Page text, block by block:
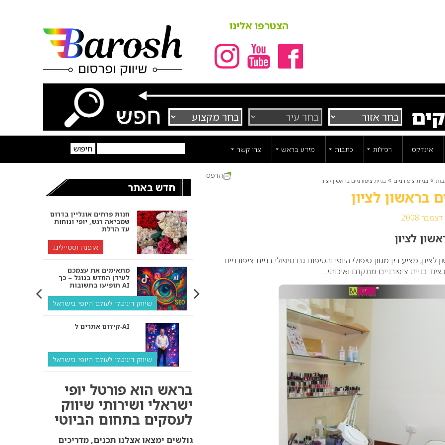
הצטרפו אלינו
אינדקס רכילות כתבות מידע בראש צרו קשר
» בניית ציפורניים » בניית ציפורניים בראשון לציון
בראשון לציון
הדפס
לציון
מציע בין מגוון טיפולי היופי והטיפוח גם טיפולי בניית ציפורניים
בניית ציפורניים מתקדם ואיכותי.
חדש באתר
חנות פרחים אונליין בדרום
שמביאה רגש, יופי ונוחות
עד הדלת
אופנה וסטיילינג
מתאימים את עצמכם
לעידן החדש בגוגל – כך
תופיעו בתשובות AI
שיווק דיגיטלי לעולם היופי בישראל
קידום אתרים ל‑AI
שיווק דיגיטלי לעולם היופי בישראל
ולמה העסק שלך צריך
שיווק דיגיטלי לעסקים
קידום ל‑AI לעומת קידום
בראש הוא פורטל יופי
ישראלי ושירותי שיווק
לעסקים בתחום הביוטי
גולשים ימצאו אצלנו תכנים, מדריכים